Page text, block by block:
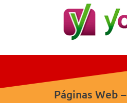
Páginas Web –